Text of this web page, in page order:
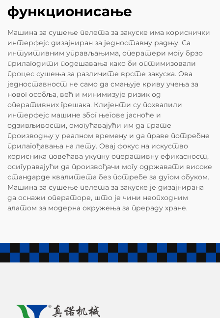
функционисање
Машина за сушење пелета за закуске има кориснички
интерфејс дизајниран за једноставну радњу. Са
интуитивним управљањима, оператери могу брзо
прилагодити подешавања како би оптимизовали
процес сушења за различите врсте закуска. Ова
једноставност не само да смањује криву учења за
новог особља, већ и минимизује ризик од
оперативних грешака. Клијенти су похвалили
интерфејс машине због његове јасноће и
одзивљивости, омогућавајући им да прате
производњу у реалном времену и да праве потребне
прилагођавања на лету. Овај фокус на искуство
корисника повећава укупну оперативну ефикасност,
осигуравајући да произвођачи могу одржавати високе
стандарде квалитета без потребе за дугом обуком.
Машина за сушење пелета за закуске је дизајнирана
да оснажи операторе, што је чини неопходним
алатом за модерна окружења за прераду хране.